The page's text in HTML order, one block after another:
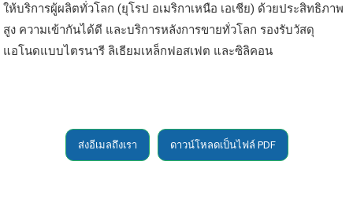
ให้บริการผู้ผลิตทั่วโลก (ยุโรป อเมริกาเหนือ เอเชีย) ด้วยประสิทธิภาพ
สูง ความเข้ากันได้ดี และบริการหลังการขายทั่วโลก รองรับวัสดุ
แอโนดแบบไตรนารี ลิเธียมเหล็กฟอสเฟต และซิลิคอน
ส่งอีเมลถึงเรา ดาวน์โหลดเป็นไฟล์ PDF